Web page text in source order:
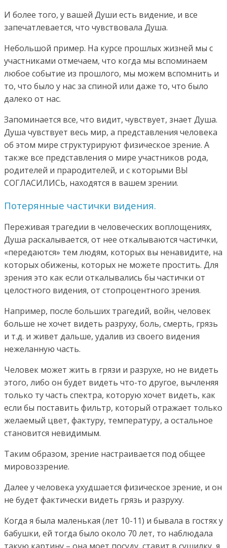
И более того, у вашей Души есть видение, и все
запечатлевается, что чувствовала Душа.
Небольшой пример. На курсе прошлых жизней мы с
участниками отмечаем, что когда мы вспоминаем
любое событие из прошлого, мы можем вспомнить и
то, что было у нас за спиной или даже то, что было
далеко от нас.
Запоминается все, что видит, чувствует, знает Душа.
Душа чувствует весь мир, а представления человека
об этом мире структурируют физическое зрение. А
также все представления о мире участников рода,
родителей и прародителей, и с которыми ВЫ
СОГЛАСИЛИСЬ, находятся в вашем зрении.
Потерянные частички видения.
Переживая трагедии в человеческих воплощениях,
Душа раскалывается, от нее откалываются частички,
«передаются» тем людям, которых вы ненавидите, на
которых обижены, которых не можете простить. Для
зрения это как если откалывались бы частички от
целостного видения, от стопроцентного зрения.
Например, после больших трагедий, войн, человек
больше не хочет видеть разруху, боль, смерть, грязь
и т.д. и живет дальше, удалив из своего видения
нежеланную часть.
Человек может жить в грязи и разрухе, но не видеть
этого, либо он будет видеть что-то другое, вычленяя
только ту часть спектра, которую хочет видеть, как
если бы поставить фильтр, который отражает только
желаемый цвет, фактуру, температуру, а остальное
становится невидимым.
Таким образом, зрение настраивается под общее
мировоззрение.
Далее у человека ухудшается физическое зрение, и он
не будет фактически видеть грязь и разруху.
Когда я была маленькая (лет 10-11) и бывала в гостях у
бабушки, ей тогда было около 70 лет, то наблюдала